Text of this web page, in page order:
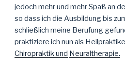
jedoch mehr und mehr Spaß an
so dass ich die Ausbildung bis
schließlich meine Berufung
praktiziere ich nun als
Chiropraktik und Neuraltherapie.